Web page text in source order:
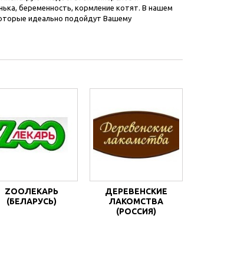
беременность, кормление котят. В нашем
идеально подойдут Вашему
ZOOЛЕКАРЬ
(БЕЛАРУСЬ)
ДЕРЕВЕНСКИЕ
ЛАКОМСТВА
(РОССИЯ)